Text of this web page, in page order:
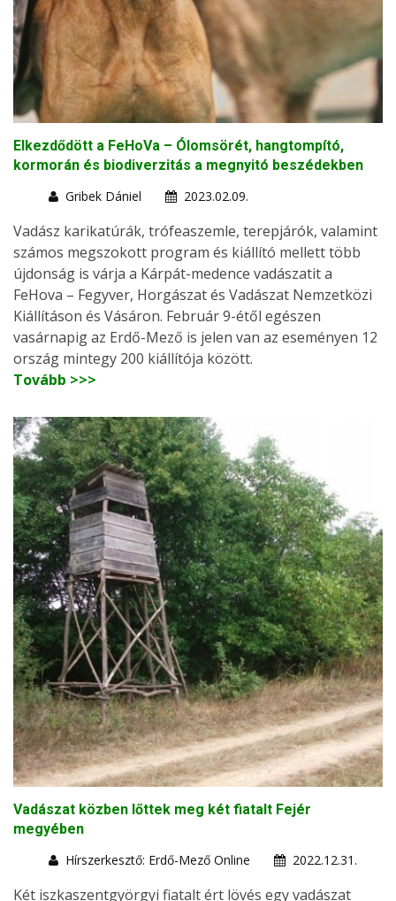
Elkezdődött a FeHoVa – Ólomsörét, hangtompító,
kormorán és biodiverzitás a megnyitó beszédekben
Gribek Dániel
2023.02.09.
Vadász karikatúrák, trófeaszemle, terepjárók, valamint
számos megszokott program és kiállító mellett több
újdonság is várja a Kárpát-medence vadászatit a
FeHova – Fegyver, Horgászat és Vadászat Nemzetközi
Kiállításon és Vásáron. Február 9-étől egészen
vasárnapig az Erdő-Mező is jelen van az eseményen 12
ország mintegy 200 kiállítója között.
Tovább >>>
Vadászat közben lőttek meg két fiatalt Fejér
megyében
Hírszerkesztő: Erdő-Mező Online
2022.12.31.
Két iszkaszentgyörgyi fiatalt ért lövés egy vadászat